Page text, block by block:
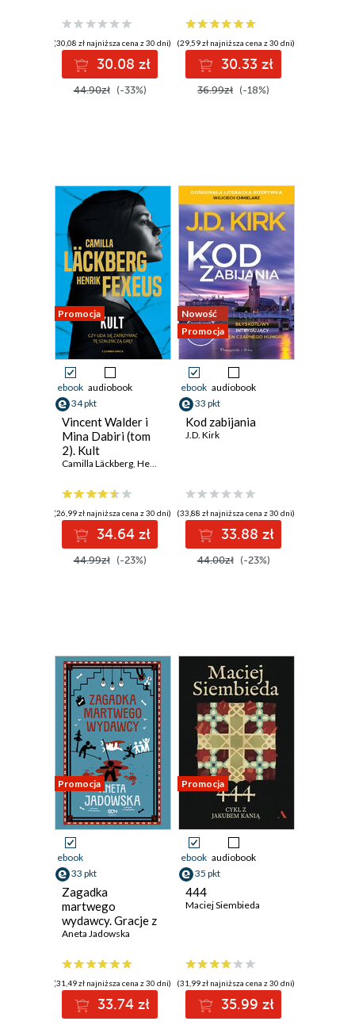
(30,08 zł najniższa cena z 30 dni)
30.08 zł
44.90zł (-33%)
(29,59 zł najniższa cena z 30 dni)
30.33 zł
36.99zł (-18%)
Promocja
ebook audiobook
34 pkt
Vincent Walder i
Mina Dabiri (tom
2). Kult
Camilla Läckberg, Henrik Fexeus
(26,99 zł najniższa cena z 30 dni)
34.64 zł
44.99zł (-23%)
Nowość
Promocja
ebook audiobook
33 pkt
Kod zabijania
J.D. Kirk
(33,88 zł najniższa cena z 30 dni)
33.88 zł
44.00zł (-23%)
Promocja
ebook
33 pkt
Zagadka
martwego
wydawcy. Gracje z
Ustki. Tom 3
Aneta Jadowska
(31,49 zł najniższa cena z 30 dni)
33.74 zł
Promocja
ebook audiobook
35 pkt
444
Maciej Siembieda
(31,99 zł najniższa cena z 30 dni)
35.99 zł